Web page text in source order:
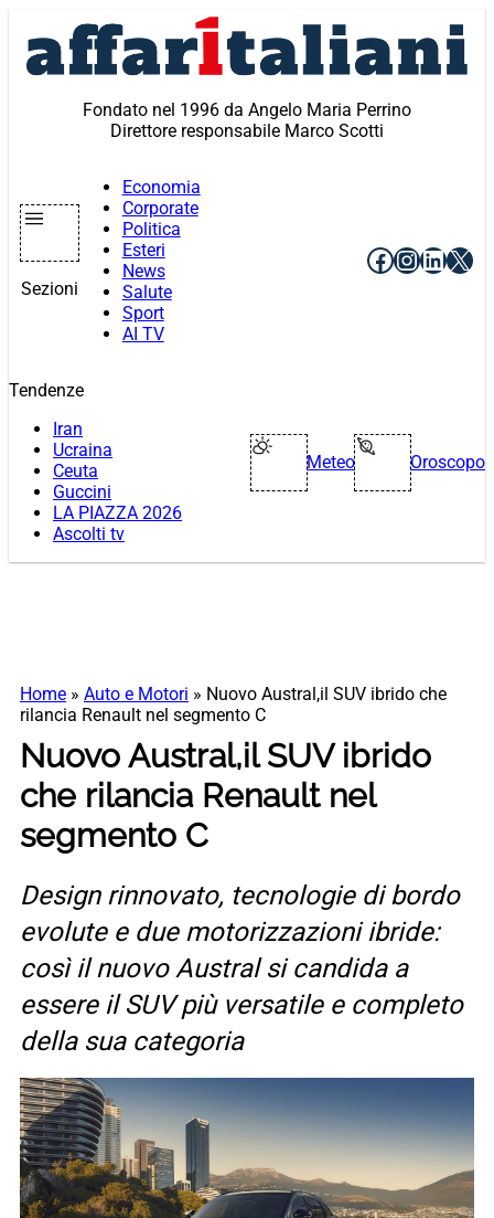
contenuto
Fondato nel 1996 da Angelo Maria Perrino
Direttore responsabile Marco Scotti
Sezioni
Economia
Corporate
Politica
Esteri
News
Salute
Sport
AI TV
Facebook
X
Tendenze
Iran
Ucraina
Ceuta
Guccini
LA PIAZZA 2026
Ascolti tv
Meteo Oroscopo
Home » Auto e Motori » Nuovo Austral,il SUV ibrido che
rilancia Renault nel segmento C
Nuovo Austral,il SUV ibrido
che rilancia Renault nel
segmento C
Design rinnovato, tecnologie di bordo
evolute e due motorizzazioni ibride:
così il nuovo Austral si candida a
essere il SUV più versatile e completo
della sua categoria